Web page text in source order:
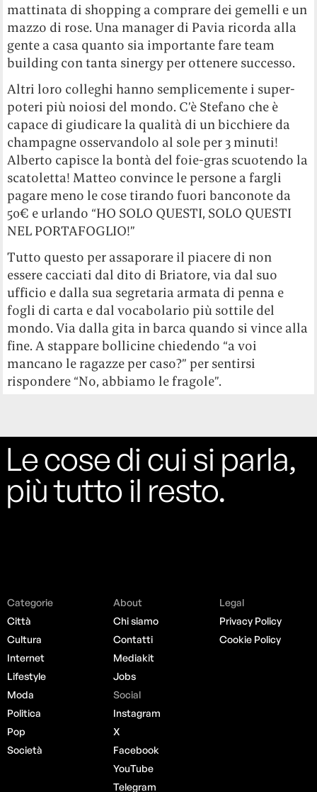
mattinata di shopping a comprare dei gemelli e un
mazzo di rose. Una manager di Pavia ricorda alla
gente a casa quanto sia importante fare team
building con tanta sinergy per ottenere successo.
Altri loro colleghi hanno semplicemente i super-
poteri più noiosi del mondo. C’è Stefano che è
capace di giudicare la qualità di un bicchiere da
champagne osservandolo al sole per 3 minuti!
Alberto capisce la bontà del foie-gras scuotendo la
scatoletta! Matteo convince le persone a fargli
pagare meno le cose tirando fuori banconote da
50€ e urlando “HO SOLO QUESTI, SOLO QUESTI
NEL PORTAFOGLIO!”
Tutto questo per assaporare il piacere di non
essere cacciati dal dito di Briatore, via dal suo
ufficio e dalla sua segretaria armata di penna e
fogli di carta e dal vocabolario più sottile del
mondo. Via dalla gita in barca quando si vince alla
fine. A stappare bollicine chiedendo “a voi
mancano le ragazze per caso?” per sentirsi
rispondere “No, abbiamo le fragole”.
Le cose di cui si parla,
più tutto il resto.
Categorie
Città
Cultura
Internet
Lifestyle
Moda
Politica
Pop
Società
About
Chi siamo
Contatti
Mediakit
Jobs
Social
Instagram
X
Facebook
YouTube
Telegram
Legal
Privacy Policy
Cookie Policy